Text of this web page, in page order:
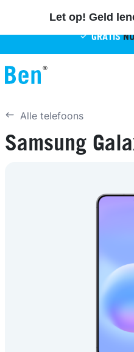
Let op! Geld
Alle telefoons
Samsung